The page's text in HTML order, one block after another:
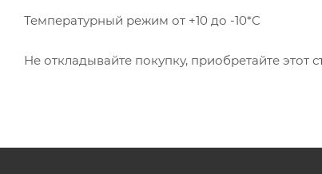
Температурный режим от +10 до -10*С
Не откладывайте покупку, приобретайте